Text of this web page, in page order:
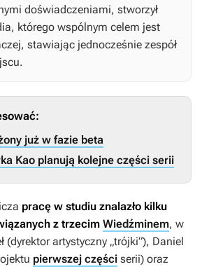
doświadczeniami, stworzył
którego wspólnym celem jest
stawiając jednocześnie zespół
już w fazie beta
Kao planują kolejne części serii
pracę w studiu znalazło kilku
z trzecim Wiedźminem, w
(dyrektor artystyczny „trójki”), Daniel
pierwszej części serii) oraz